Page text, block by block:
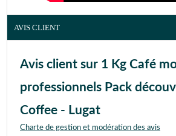
AVIS CLIENT
Avis client sur 1 Kg Café
professionnels Pack
Coffee - Lugat
Charte de gestion et modération des avis